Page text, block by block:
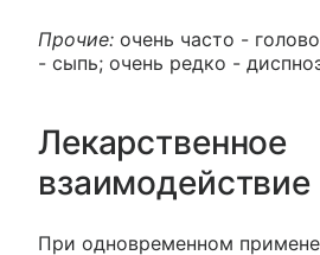
Прочие: очень часто -
- сыпь; очень редко -
Лекарственное
взаимодействие
При одновременном